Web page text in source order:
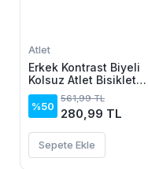
Atlet
Erkek Kontrast Biyeli
Kolsuz Atlet Bisiklet
Yaka Yazlık Basic Atlet
- Haki
%50
561,99 TL
280,99 TL
Sepete Ekle